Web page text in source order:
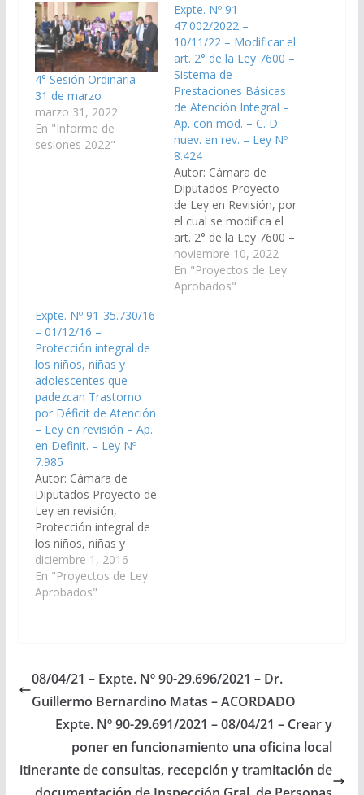
4° Sesión Ordinaria –
31 de marzo
marzo 31, 2022
En "Informe de
sesiones 2022"
Expte. Nº 91-
47.002/2022 –
10/11/22 – Modificar el
art. 2° de la Ley 7600 –
Sistema de
Prestaciones Básicas
de Atención Integral –
Ap. con mod. – C. D.
nuev. en rev. – Ley Nº
8.424
Autor: Cámara de
Diputados Proyecto
de Ley en Revisión, por
el cual se modifica el
art. 2° de la Ley 7600 –
Sistema de
Prestaciones Básicas
de Atención Integral a
noviembre 10, 2022
En "Proyectos de Ley
Aprobados"
Expte. Nº 91-35.730/16
– 01/12/16 –
Protección integral de
los niños, niñas y
adolescentes que
padezcan Trastorno
por Déficit de Atención
– Ley en revisión – Ap.
en Definit. – Ley Nº
7.985
Autor: Cámara de
Diputados Proyecto de
Ley en revisión,
Protección integral de
los niños, niñas y
adolescentes que
padezcan Trastorno
por Déficit de Atención
35.730/16 – A la
Comisión de Salud
Pública y Seguridad
Social). Aprobado en
16/12/2016 Poder…
diciembre 1, 2016
En "Proyectos de Ley
Aprobados"
08/04/21 – Expte. Nº 90-29.696/2021 – Dr.
Guillermo Bernardino Matas – ACORDADO
Expte. Nº 90-29.691/2021 – 08/04/21 – Crear y
poner en funcionamiento una oficina local
itinerante de consultas, recepción y tramitación de